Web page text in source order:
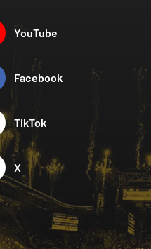
YouTube
Facebook
TikTok
X